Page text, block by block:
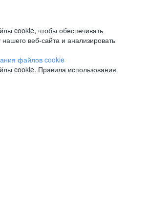
cookie, чтобы обеспечивать
веб-сайта и анализировать
файлов cookie
cookie. Правила использования